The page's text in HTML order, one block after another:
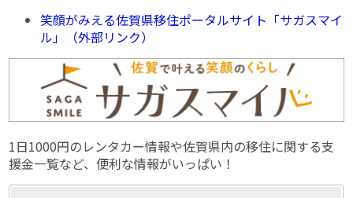
笑顔がみえる佐賀県移住ポータルサイト「サガスマイ
ル」（外部リンク）
1日1000円のレンタカー情報や佐賀県内の移住に関する支
援金一覧など、便利な情報がいっぱい！